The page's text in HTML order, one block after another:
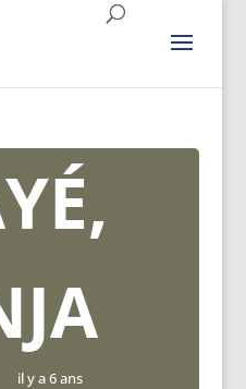
il y a 6 ans